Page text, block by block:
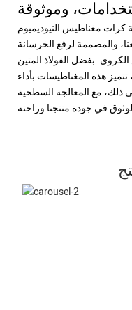
مغناطيس النيوديميوم
والمصممة لرفع الخرسانة
بفضل الفولاذ المتين
هذه المغناطيسات بأداء
ذلك، مع المعالجة السطحية